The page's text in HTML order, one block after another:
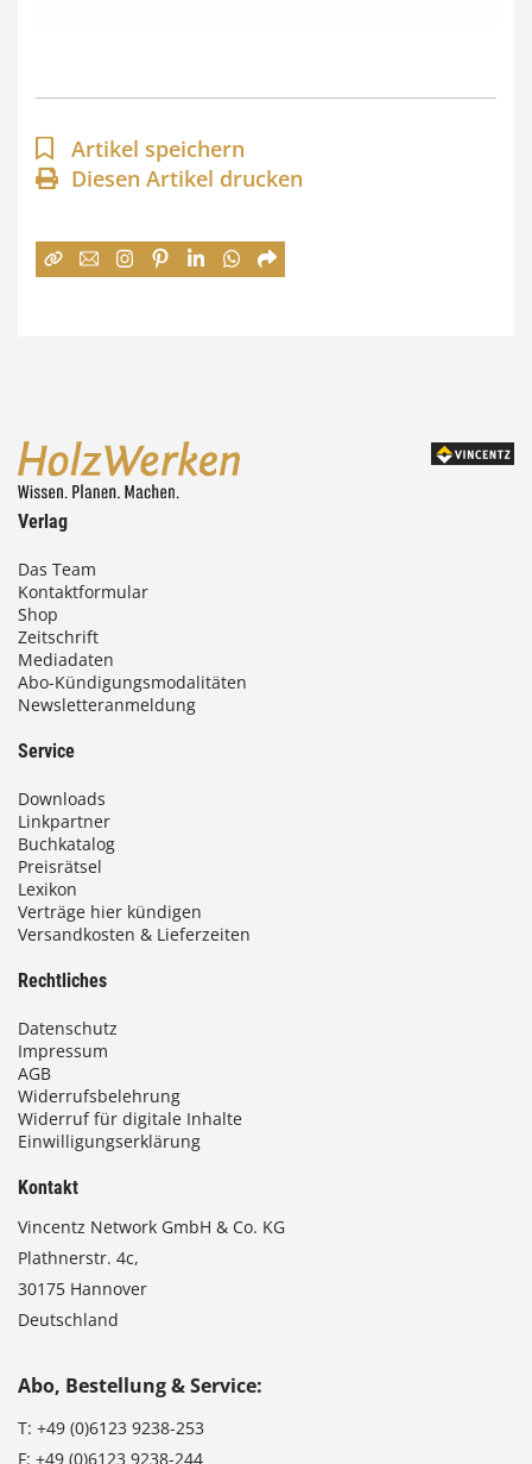
p
a
n
e
0
€
Artikel speichern
Diesen Artikel drucken
Verlag
Das Team
Kontaktformular
Shop
Zeitschrift
Mediadaten
Abo-Kündigungsmodalitäten
Newsletteranmeldung
Service
Downloads
Linkpartner
Buchkatalog
Preisrätsel
Lexikon
Verträge hier kündigen
Versandkosten & Lieferzeiten
Rechtliches
Datenschutz
Impressum
AGB
Widerrufsbelehrung
Widerruf für digitale Inhalte
Einwilligungserklärung
Kontakt
Vincentz Network GmbH & Co. KG
Plathnerstr. 4c,
30175 Hannover
Deutschland
Abo, Bestellung & Service:
T: +49 (0)6123 9238-253
F: +49 (0)6123 9238-244